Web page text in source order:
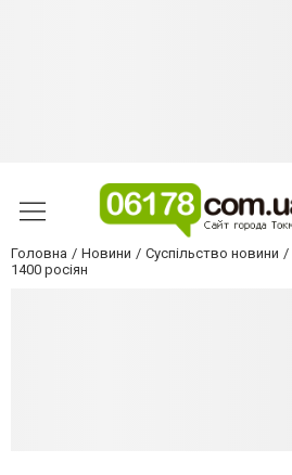
Головна Новини Суспільство новини
1400 росіян